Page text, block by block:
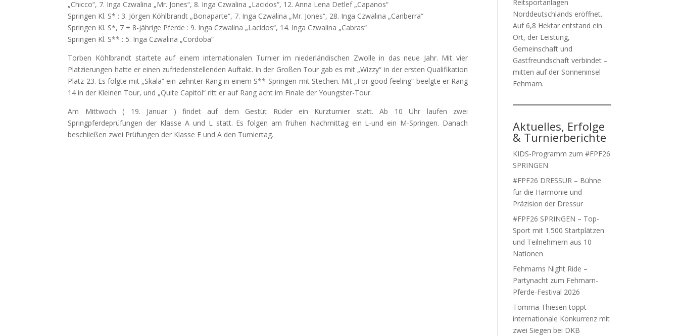
„Chicco“, 7. Inga Czwalina „Mr. Jones“, 8. Inga Czwalina „Lacidos“, 12. Anna Lena Detlef „Capanos“
Springen Kl. S* : 3. Jörgen Köhlbrandt „Bonaparte“, 7. Inga Czwalina „Mr. Jones“, 28. Inga Czwalina „Canberra“
Springen Kl. S*, 7 + 8-jährige Pferde : 9. Inga Czwalina „Lacidos“, 14. Inga Czwalina „Cabras“
Springen Kl. S** : 5. Inga Czwalina „Cordoba“
Torben Köhlbrandt startete auf einem internationalen Turnier im niederländischen Zwolle in das neue Jahr. Mit vier
Platzierungen hatte er einen zufriedenstellenden Auftakt. In der Großen Tour gab es mit „Wizzy“ in der ersten Qualifikation
Platz 23. Es folgte mit „Skala“ ein zehnter Rang in einem S**-Springen mit Stechen. Mit „For good feeling“ beelgte er Rang
14 in der Kleinen Tour, und „Quite Capitol“ ritt er auf Rang acht im Finale der Youngster-Tour.
Am Mittwoch ( 19. Januar ) findet auf dem Gestüt Rüder ein Kurzturnier statt. Ab 10 Uhr laufen zwei
Springpferdeprüfungen der Klasse A und L statt. Es folgen am frühen Nachmittag ein L-und ein M-Springen. Danach
beschließen zwei Prüfungen der Klasse E und A den Turniertag.
Reitsportanlagen
Norddeutschlands eröffnet.
Auf 6,8 Hektar entstand ein
Ort, der Leistung,
Gemeinschaft und
Gastfreundschaft verbindet –
mitten auf der Sonneninsel
Fehmarn.
Aktuelles, Erfolge
& Turnierberichte
KIDS-Programm zum #FPF26
SPRINGEN
#FPF26 DRESSUR – Bühne
für die Harmonie und
Präzision der Dressur
#FPF26 SPRINGEN – Top-
Sport mit 1.500 Startplätzen
und Teilnehmern aus 10
Nationen
Fehmarns Night Ride –
Partynacht zum Fehmarn-
Pferde-Festival 2026
Tomma Thiesen toppt
internationale Konkurrenz mit
zwei Siegen bei DKB